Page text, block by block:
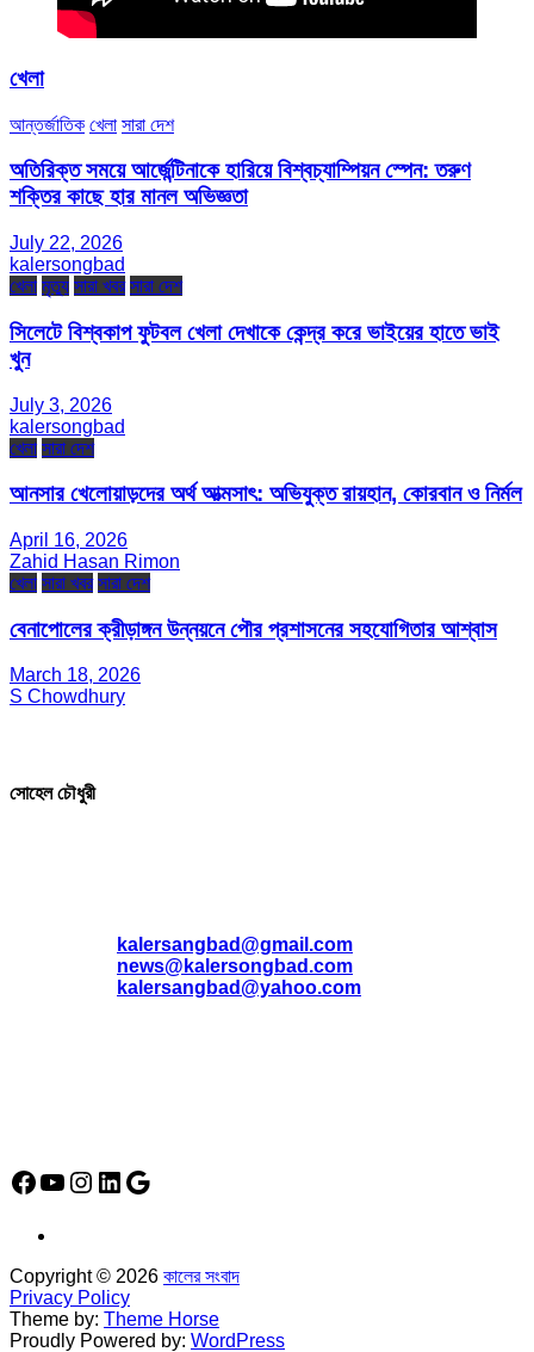
খেলা
আন্তর্জাতিক খেলা সারা দেশ
অতিরিক্ত সময়ে আর্জেন্টিনাকে হারিয়ে বিশ্বচ্যাম্পিয়ন স্পেন: তরুণ
শক্তির কাছে হার মানল অভিজ্ঞতা
July 22, 2026
kalersongbad
খেলা মৃত্যু সারা খবর সারা দেশ
সিলেটে বিশ্বকাপ ফুটবল খেলা দেখাকে কেন্দ্র করে ভাইয়ের হাতে ভাই
খুন
July 3, 2026
kalersongbad
খেলা সারা দেশ
আনসার খেলোয়াড়দের অর্থ আত্মসাৎ: অভিযুক্ত রায়হান, কোরবান ও নির্মল
April 16, 2026
Zahid Hasan Rimon
খেলা সারা খবর সারা দেশ
বেনাপোলের ক্রীড়াঙ্গন উন্নয়নে পৌর প্রশাসনের সহযোগিতার আশ্বাস
March 18, 2026
S Chowdhury
সোহেল চৌধুরী
kalersangbad@gmail.com
news@kalersongbad.com
kalersangbad@yahoo.com
Facebook
YouTube
Instagram
LinkedIn
Google
Copyright © 2026 কালের সংবাদ
Privacy Policy
Theme by: Theme Horse
Proudly Powered by: WordPress